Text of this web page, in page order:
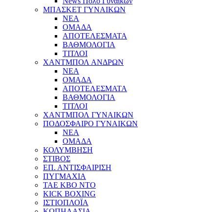
ΜΠΑΣΚΕΤ ΓΥΝΑΙΚΩΝ
ΝΕΑ
ΟΜΑΔΑ
ΑΠΟΤΕΛΕΣΜΑΤΑ
ΒΑΘΜΟΛΟΓΙΑ
ΤΙΤΛΟΙ
ΧΑΝΤΜΠΟΛ ΑΝΔΡΩΝ
ΝΕΑ
ΟΜΑΔΑ
ΑΠΟΤΕΛΕΣΜΑΤΑ
ΒΑΘΜΟΛΟΓΙΑ
ΤΙΤΛΟΙ
ΧΑΝΤΜΠΟΛ ΓΥΝΑΙΚΩΝ
ΠΟΔΟΣΦΑΙΡΟ ΓΥΝΑΙΚΩΝ
NEA
ΟΜΑΔΑ
ΚΟΛΥΜΒΗΣΗ
ΣΤΙΒΟΣ
ΕΠ. ΑΝΤΙΣΦΑΙΡΙΣΗ
ΠΥΓΜΑΧΙΑ
TAE KBO NTO
KICK BOXING
ΙΣΤΙΟΠΛΟΪΑ